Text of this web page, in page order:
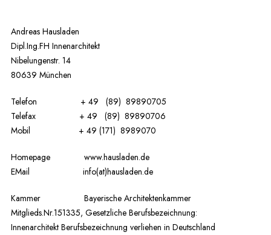
Andreas Hausladen
Dipl.Ing.FH Innenarchitekt
Nibelungenstr. 14
80639 München
Telefon + 49 (89) 89890705
Telefax + 49 (89) 89890706
Mobil + 49 (171) 8989070
Homepage www.hausladen.de
EMail info(at)hausladen.de
Kammer Bayerische Architektenkammer
Mitglieds.Nr.151335, Gesetzliche Berufsbezeichnung:
Innenarchitekt Berufsbezeichnung verliehen in Deutschland